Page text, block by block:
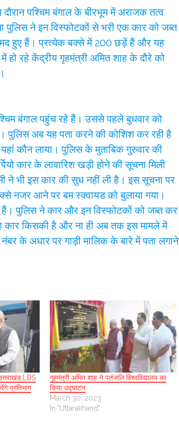
पश्चिम बंगाल के बीरभूम में अराजक तत्व
पुलिस ने इन विस्फोटकों से भरी एक कार को जब्त
हुए हैं। प्रत्येक बक्से में 200 छड़ें हैं और यह
रहे केंद्रीय गृहमंत्री अमित शाह के दौरे को
बंगाल पहुंच रहे हैं। उससे पहले बुधवार को
पुलिस अब यह पता करने की कोशिश कर रही है
कौन लाया। पुलिस के मुताबिक गुरुवार की
कार के लावारिश खड़ी होने की सूचना मिली
ने भी इस कार की सुध नहीं ली है। इस सूचना पर
नजर आने पर बम स्क्वायड को बुलाया गया‌।
पुलिस ने कार और इन विस्फोटकों को जब्त कर
कार किसकी है और ना ही अब तक इस मामले में
के अधार पर गाड़ी मालिक के बारे में पता लगाने
प्रतिभाग
गृहमंत्री अमित शाह ने पतंजलि विश्वविद्यालय का
किया उद्घाटन
March 30, 2023
In "Uttarakhand"